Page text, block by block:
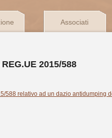
Associati
2015/588
588 relativo ad un dazio